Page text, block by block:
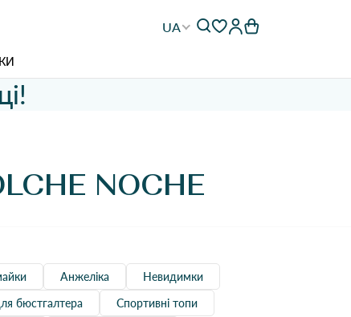
UA
NOCHE
Анжеліка
Невидимки
бюстгалтера
Спортивні топи